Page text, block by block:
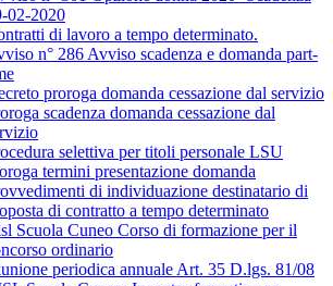
02-2020
di lavoro a tempo determinato.
n° 286 Avviso scadenza e domanda part-
proroga domanda cessazione dal servizio
scadenza domanda cessazione dal
selettiva per titoli personale LSU
termini presentazione domanda
di individuazione destinatario di
di contratto a tempo determinato
Scuola Cuneo Corso di formazione per il
ordinario
periodica annuale Art. 35 D.lgs. 81/08